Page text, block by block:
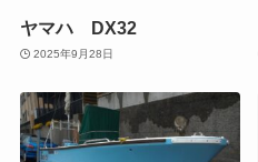
ヤマハ DX32
2025年9月28日